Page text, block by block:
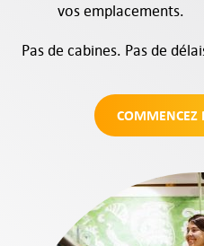
vos emplacements.
Pas de cabines. Pas de